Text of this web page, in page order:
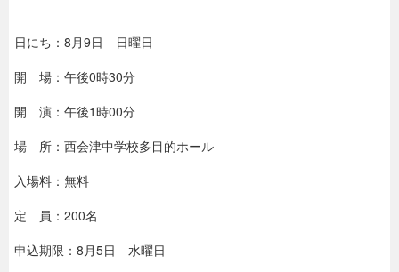
日にち：8月9日 日曜日
開 場：午後0時30分
開 演：午後1時00分
場 所：西会津中学校多目的ホール
入場料：無料
定 員：200名
申込期限：8月5日 水曜日